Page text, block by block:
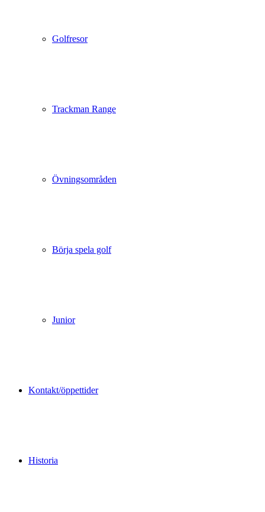
Golfresor
Trackman Range
Övningsområden
Börja spela golf
Junior
Kontakt/öppettider
Historia